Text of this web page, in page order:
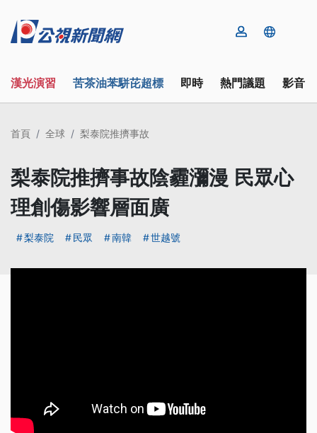
漢光演習 苦茶油苯駢芘超標 即時 熱門議題 影音
首頁 全球 梨泰院推擠事故
梨泰院推擠事故陰霾瀰漫 民眾心
理創傷影響層面廣
梨泰院 民眾 南韓 世越號